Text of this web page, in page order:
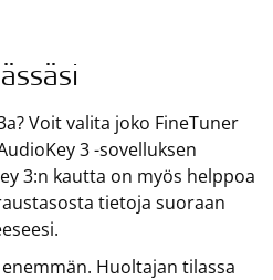
Voit valita joko FineTuner
3 -sovelluksen
3:n kautta on myös helppoa
tietoja suoraan
Huoltajan tilassa